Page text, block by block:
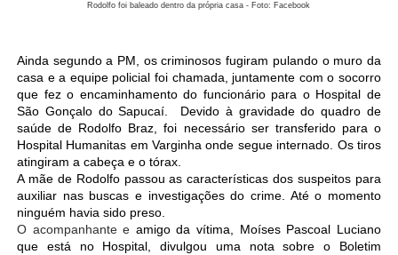
Rodolfo foi baleado dentro da própria casa - Foto: Facebook
Ainda segundo a PM, os criminosos fugiram pulando o muro da
casa e a equipe policial foi chamada, juntamente com o socorro
que fez o encaminhamento do funcionário para o Hospital de
São Gonçalo do Sapucaí.
Devido à gravidade do quadro de
saúde de Rodolfo Braz, foi necessário ser transferido para o
Hospital Humanitas em Varginha onde segue internado. Os tiros
atingiram a cabeça e o tórax.
A mãe de Rodolfo passou as características dos suspeitos para
auxiliar nas buscas e investigações do crime. Até o momento
ninguém havia sido preso.
O acompanhante e amigo da vítima, Moíses Pascoal Luciano
que está no Hospital, divulgou uma nota sobre o Boletim